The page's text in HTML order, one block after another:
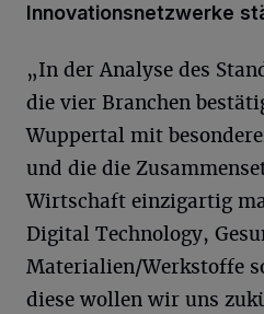
Innovationsnetzwerke
„In der Analyse des
die vier Branchen
Wuppertal mit
und die die
Wirtschaft einzigartig
Digital Technology,
Materialien/Werkstoffe
diese wollen wir uns